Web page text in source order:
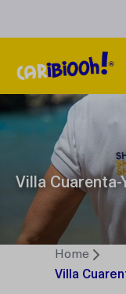
Villa Cuarenta-
Home
Villa